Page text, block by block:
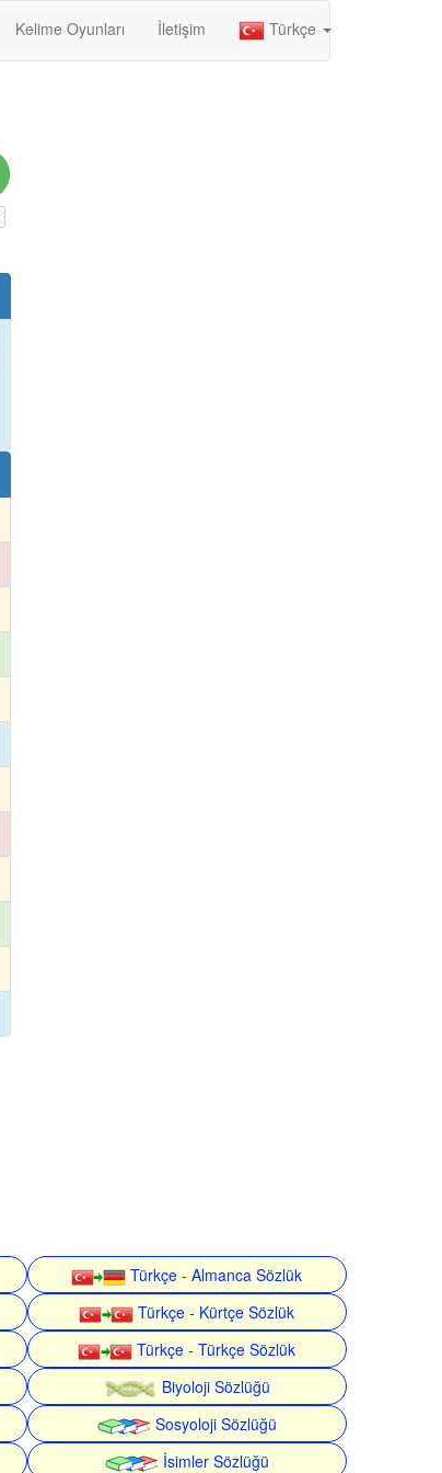
Kelime Oyunları İletişim Türkçe
Türkçe - Almanca Sözlük
Türkçe - Kürtçe Sözlük
Türkçe - Türkçe Sözlük
Biyoloji Sözlüğü
Sosyoloji Sözlüğü
İsimler Sözlüğü